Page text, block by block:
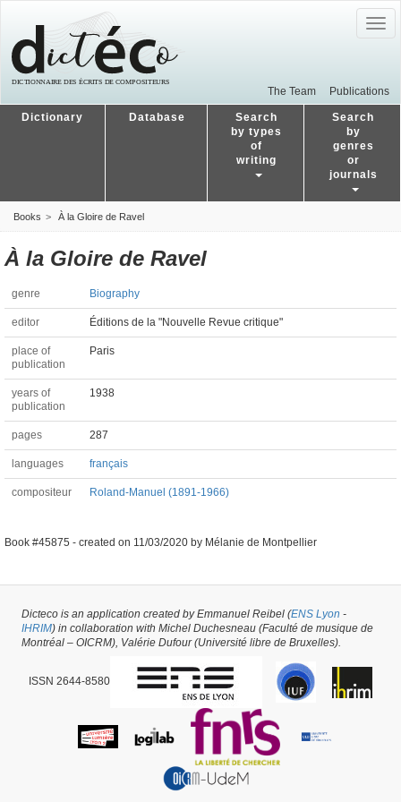
The Team Publications
Dictionary Database
Search
by types
of
writing
Search
by
genres
or
journals
Books À la Gloire de Ravel
À la Gloire de Ravel
genre Biography
editor Éditions de la "Nouvelle Revue critique"
place of
publication
Paris
years of
publication
1938
pages 287
languages français
compositeur Roland-Manuel (1891-1966)
Book #45875 - created on 11/03/2020 by Mélanie de Montpellier
Dicteco is an application created by Emmanuel Reibel (ENS Lyon -
IHRIM) in collaboration with Michel Duchesneau (Faculté de musique de
Montréal – OICRM), Valérie Dufour (Université libre de Bruxelles).
ISSN 2644-8580